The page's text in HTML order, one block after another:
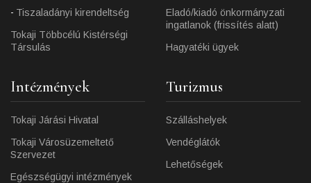
Tiszaladányi kirendeltség
Tokaji Többcélú Kistérségi
Társulás
Eladó/kiadó önkormányzati
ingatlanok (frissítés alatt)
Hagyatéki ügyek
Intézmények
Tokaji Járási Hivatal
Tokaji Városüzemeltető
Szervezet
Egészségügyi intézmények
Turizmus
Szálláshelyek
Vendéglátók
Lehetőségek